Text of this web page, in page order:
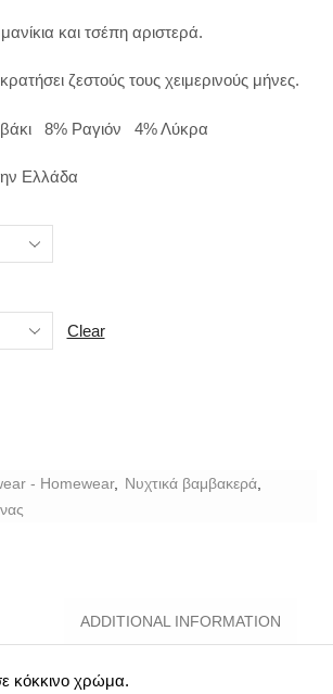
και τσέπη αριστερά.
ζεστούς τους χειμερινούς μήνες.
8% Ραγιόν 4% Λύκρα
Ελλάδα
Clear
- Homewear, Νυχτικά βαμβακερά,
ADDITIONAL INFORMATION
κόκκινο χρώμα.